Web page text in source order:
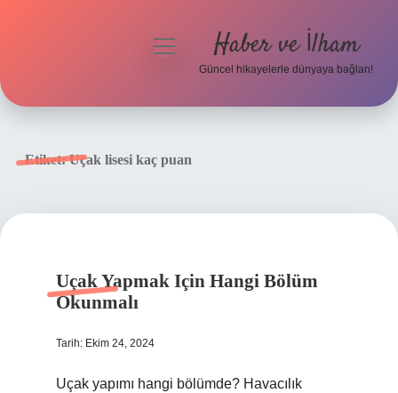
menüyü
Haber ve İlham
Güncel hikayelerle dünyaya bağlan!
Etiket:Uçak lisesi kaç puan
Uçak Yapmak Için Hangi Bölüm
Okunmalı
Tarih: Ekim 24, 2024
Uçak yapımı hangi bölümde? Havacılık